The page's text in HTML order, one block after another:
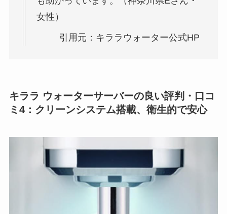
女性）
引用元：キララウォーター公式HP
キララ ウォーターサーバーの良い評判・口コ
ミ4： クリーンシステム搭載、衛生的で安心